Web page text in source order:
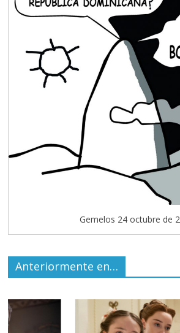
Gemelos 24 octubre de
Anteriormente en…